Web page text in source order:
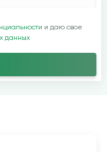
и даю свое
данных